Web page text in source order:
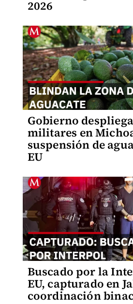
2026
Gobierno
militares en
suspensión de
EU
Buscado por la
EU, capturado en
coordinación